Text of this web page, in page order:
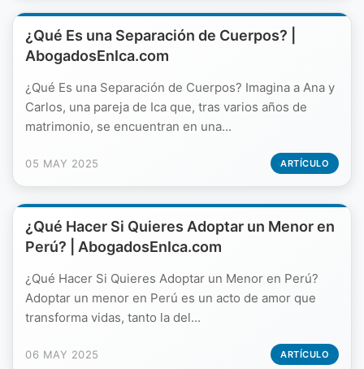
¿Qué Es una Separación de Cuerpos? |
AbogadosEnIca.com
¿Qué Es una Separación de Cuerpos? Imagina a Ana y
Carlos, una pareja de Ica que, tras varios años de
matrimonio, se encuentran en una...
05 MAY 2025 ARTÍCULO
¿Qué Hacer Si Quieres Adoptar un Menor en
Perú? | AbogadosEnIca.com
¿Qué Hacer Si Quieres Adoptar un Menor en Perú?
Adoptar un menor en Perú es un acto de amor que
transforma vidas, tanto la del...
06 MAY 2025 ARTÍCULO